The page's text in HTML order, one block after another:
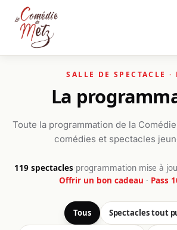
Passer au contenu principal
La
Toute la programmation de la
comédies et spectacles
119 spectacles programmation mise à
Offrir un bon cadeau · Pass
Tous Spectacles tout